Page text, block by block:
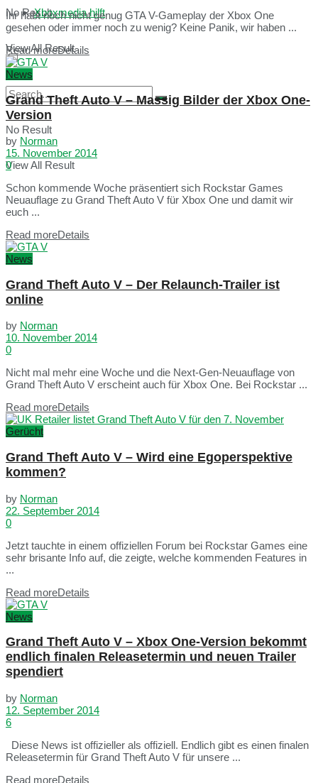
No Result
View All Result
Xboxmedia hilft
No Result
View All Result
Ihr habt noch nicht genug GTA V-Gameplay der Xbox One
gesehen oder immer noch zu wenig? Keine Panik, wir haben ...
Read moreDetails
News
Grand Theft Auto V – Massig Bilder der Xbox One-
Version
by Norman
15. November 2014
0
Schon kommende Woche präsentiert sich Rockstar Games
Neuauflage zu Grand Theft Auto V für Xbox One und damit wir
euch ...
Read moreDetails
News
Grand Theft Auto V – Der Relaunch-Trailer ist
online
by Norman
10. November 2014
0
Nicht mal mehr eine Woche und die Next-Gen-Neuauflage von
Grand Theft Auto V erscheint auch für Xbox One. Bei Rockstar ...
Read moreDetails
Gerücht
Grand Theft Auto V – Wird eine Egoperspektive
kommen?
by Norman
22. September 2014
0
Jetzt tauchte in einem offiziellen Forum bei Rockstar Games eine
sehr brisante Info auf, die zeigte, welche kommenden Features in
...
Read moreDetails
News
Grand Theft Auto V – Xbox One-Version bekommt
endlich finalen Releasetermin und neuen Trailer
spendiert
by Norman
12. September 2014
6
Diese News ist offizieller als offiziell. Endlich gibt es einen finalen
Releasetermin für Grand Theft Auto V für unsere ...
Read moreDetails